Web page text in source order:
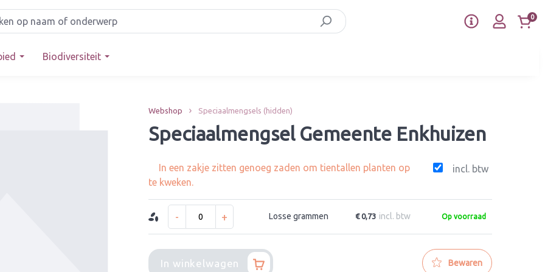
0
Biodiversiteit
Webshop Speciaalmengsels (hidden)
Speciaalmengsel Gemeente Enkhuizen
In een zakje zitten genoeg zaden om tientallen planten op
te kweken.
incl. btw
- + Losse grammen € 0,73 incl. btw Op voorraad
In winkelwagen Bewaren